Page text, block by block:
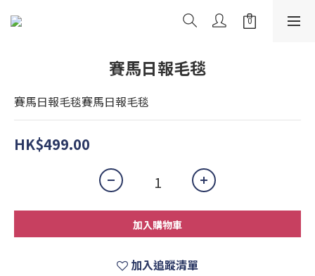
賽馬日報毛毯
賽馬日報毛毯賽馬日報毛毯
HK$499.00
加入購物車
加入追蹤清單